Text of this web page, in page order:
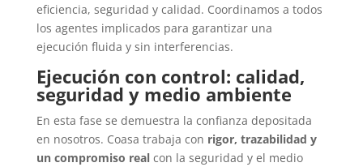
eficiencia, seguridad y calidad. Coordinamos a todos
los agentes implicados para garantizar una
ejecución fluida y sin interferencias.
Ejecución con control: calidad,
seguridad y medio ambiente
En esta fase se demuestra la confianza depositada
en nosotros. Coasa trabaja con rigor, trazabilidad y
un compromiso realcon la seguridad y el medio